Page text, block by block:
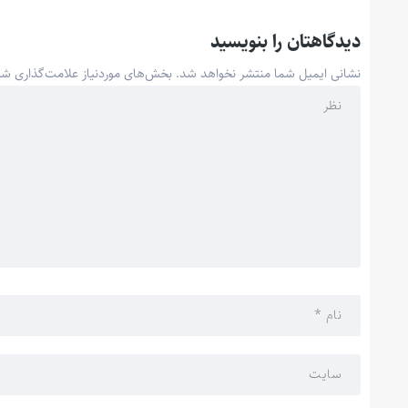
دیدگاهتان را بنویسید
نشانی ایمیل شما منتشر نخواهد شد. بخش‌های موردنیاز علامت‌گذاری